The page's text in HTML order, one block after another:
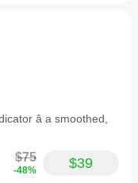
â a smoothed,
$75
-48% $39